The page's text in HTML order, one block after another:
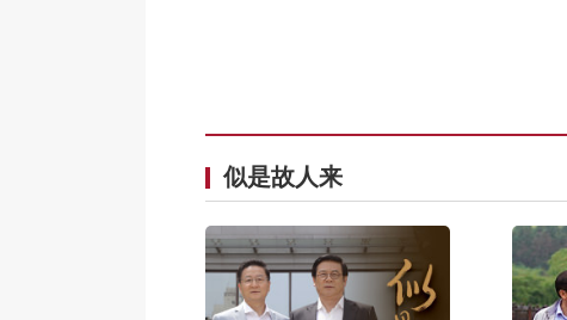
似是故人来